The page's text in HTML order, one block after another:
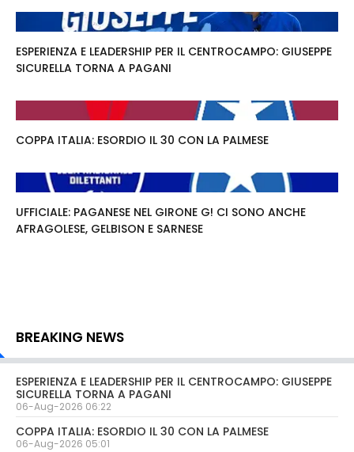
ESPERIENZA E LEADERSHIP PER IL CENTROCAMPO: GIUSEPPE
SICURELLA TORNA A PAGANI
COPPA ITALIA: ESORDIO IL 30 CON LA PALMESE
UFFICIALE: PAGANESE NEL GIRONE G! CI SONO ANCHE
AFRAGOLESE, GELBISON E SARNESE
BREAKING NEWS
ESPERIENZA E LEADERSHIP PER IL CENTROCAMPO: GIUSEPPE
SICURELLA TORNA A PAGANI
06-Aug-2026 06:22
COPPA ITALIA: ESORDIO IL 30 CON LA PALMESE
06-Aug-2026 05:01